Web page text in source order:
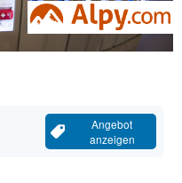
Angebot
anzeigen